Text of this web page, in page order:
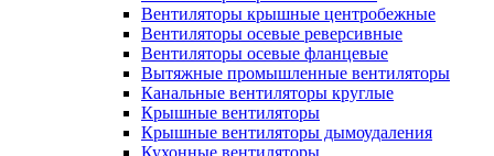
Вентиляторы крышные центробежные
Вентиляторы осевые реверсивные
Вентиляторы осевые фланцевые
Вытяжные промышленные вентиляторы
Канальные вентиляторы круглые
Крышные вентиляторы
Крышные вентиляторы дымоудаления
Кухонные вентиляторы